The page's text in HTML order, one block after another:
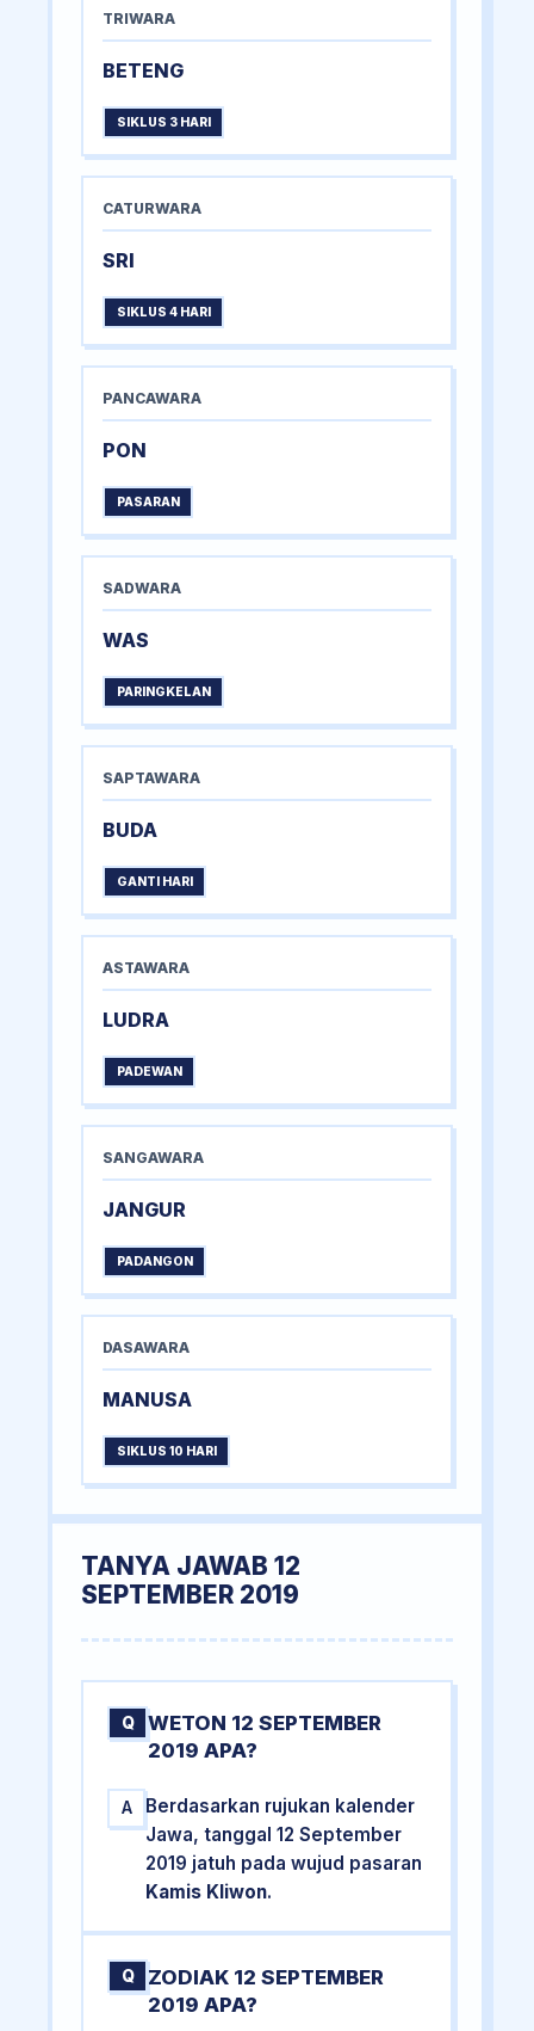
TRIWARA
BETENG
SIKLUS 3 HARI
CATURWARA
SRI
SIKLUS 4 HARI
PANCAWARA
PON
PASARAN
SADWARA
WAS
PARINGKELAN
SAPTAWARA
BUDA
GANTI HARI
ASTAWARA
LUDRA
PADEWAN
SANGAWARA
JANGUR
PADANGON
DASAWARA
MANUSA
SIKLUS 10 HARI
TANYA JAWAB 12
SEPTEMBER 2019
Q
WETON 12 SEPTEMBER
2019 APA?
A
Berdasarkan rujukan kalender
Jawa, tanggal 12 September
2019 jatuh pada wujud pasaran
Kamis Kliwon.
Q
ZODIAK 12 SEPTEMBER
2019 APA?